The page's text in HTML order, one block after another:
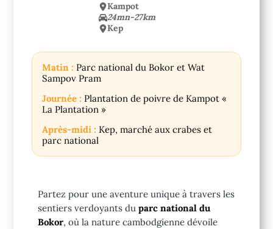
Kampot
24mn-27km
Kep
Matin : Parc national du Bokor et Wat
Sampov Pram
Journée : Plantation de poivre de Kampot «
La Plantation »
Après-midi : Kep, marché aux crabes et
parc national
Partez pour une aventure unique à travers les
sentiers verdoyants duparc national du
Bokor, où la nature cambodgienne dévoile